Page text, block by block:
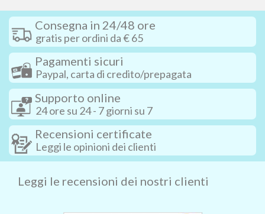
Consegna in 24/48 ore
gratis per ordini da € 65
Pagamenti sicuri
Paypal, carta di credito/prepagata
Supporto online
24 ore su 24 - 7 giorni su 7
Recensioni certificate
Leggi le opinioni dei clienti
Leggi le recensioni dei nostri clienti